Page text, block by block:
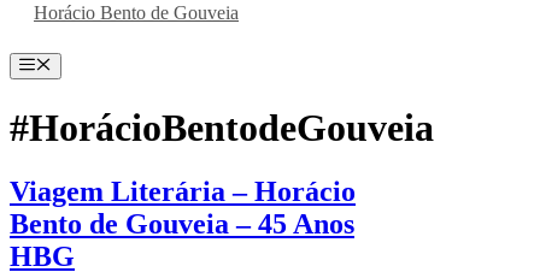
Horácio Bento de Gouveia
Menu
#HorácioBentodeGouveia
Viagem Literária – Horácio
Bento de Gouveia – 45 Anos
HBG